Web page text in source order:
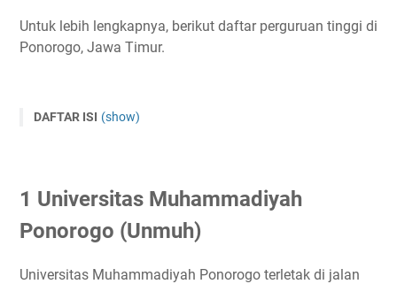
Untuk lebih lengkapnya, berikut daftar perguruan tinggi di
Ponorogo, Jawa Timur.
DAFTAR ISI (show)
3 Universitas Merdeka Ponorogo (UMP)
4 Institut Agama Islam Negeri Ponorogo (IAIN)
5 Institut Agama Islam Riyadlatul Mujahidin (INSURI)
6 Sekolah Tinggi Keguruan dan Ilmu Pendidikan PGRI
1 Universitas Muhammadiyah
Ponorogo (Unmuh)
Universitas Muhammadiyah Ponorogo terletak di jalan